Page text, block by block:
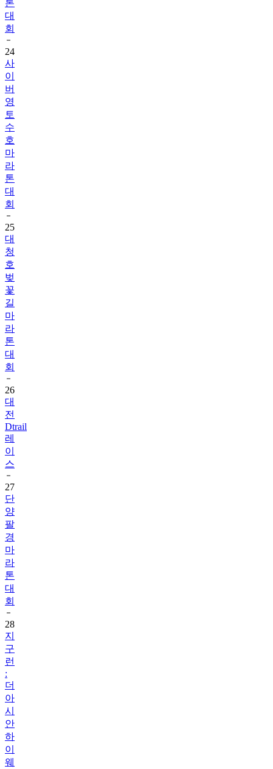
톤
대
회
24
사
이
버
영
토
수
호
마
라
톤
대
회
25
대
청
호
벚
꽃
길
마
라
톤
대
회
26
대
전
Dtrail
레
이
스
27
단
양
팔
경
마
라
톤
대
회
28
지
구
런
:
더
아
시
안
하
이
웨